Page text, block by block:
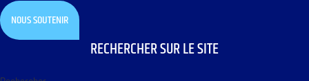
NOUS SOUTENIR
RECHERCHER SUR LE SITE